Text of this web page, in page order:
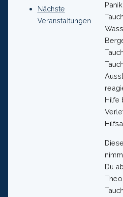
Nächste
Veranstaltungen
Hilfe
Du